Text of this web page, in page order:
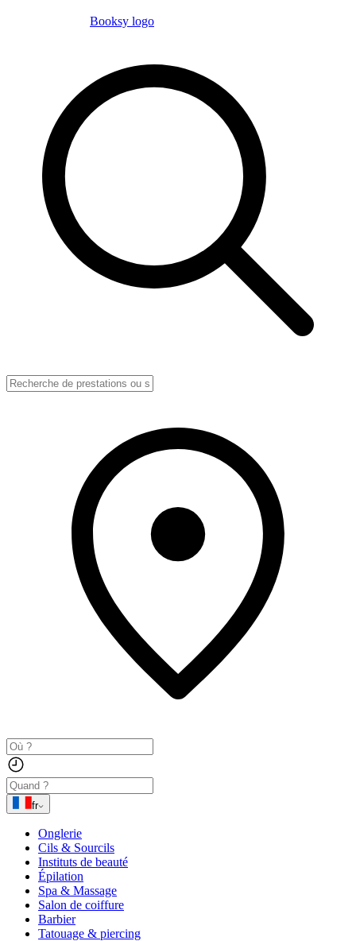
Booksy logo
fr
Onglerie
Cils & Sourcils
Instituts de beauté
Épilation
Spa & Massage
Salon de coiffure
Barbier
Tatouage & piercing